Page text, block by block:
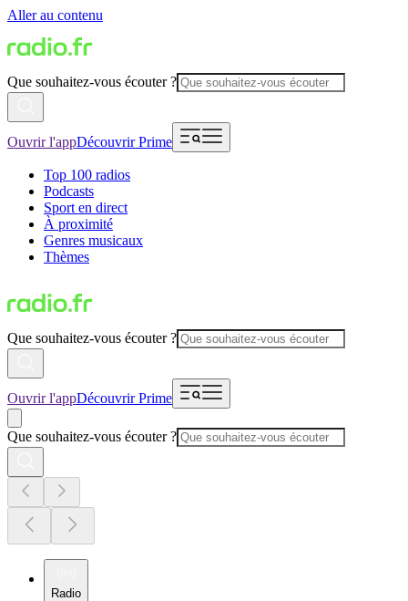
Aller au contenu
Que souhaitez-vous écouter ?
Ouvrir l'appDécouvrir Prime
Top 100 radios
Podcasts
Sport en direct
À proximité
Genres musicaux
Thèmes
Que souhaitez-vous écouter ?
Ouvrir l'appDécouvrir Prime
Que souhaitez-vous écouter ?
Radio